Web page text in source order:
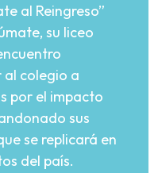
al Reingreso”
su liceo
colegio a
por el impacto
sus
se replicará en
del país.